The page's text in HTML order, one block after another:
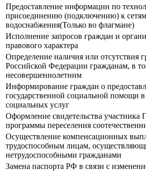
Предоставление информации по
присоединению (подключению) к сетям
водоснабжения(Только во флагмане)
Исполнение запросов граждан и
правового характера
Определение наличия или отсутствия
Российской Федерации гражданам, в
несовершеннолетним
Информирование граждан о
государственной социальной помощи в
социальных услуг
Оформление свидетельства участника
программы переселения
Осуществление компенсационных
трудоспособным лицам,
нетрудоспособными гражданами
Замена паспорта РФ в связи с